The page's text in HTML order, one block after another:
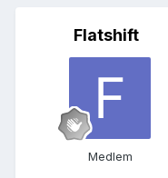
Flatshift
Medlem